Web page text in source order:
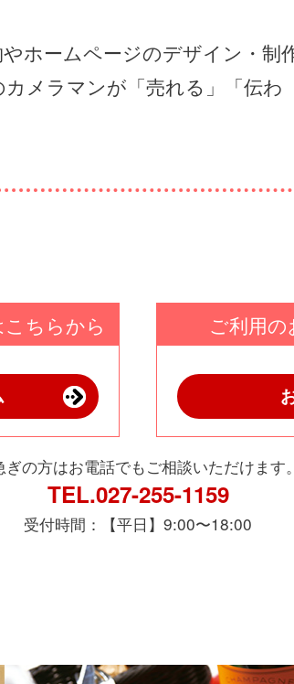
ホームページのデザイン・制
メラマンが「売れる」「伝わ
ちらから ご利用
ぎの方はお電話でもご相談いただけます。
TEL.027-255-1159
受付時間：【平日】9:00〜18:00